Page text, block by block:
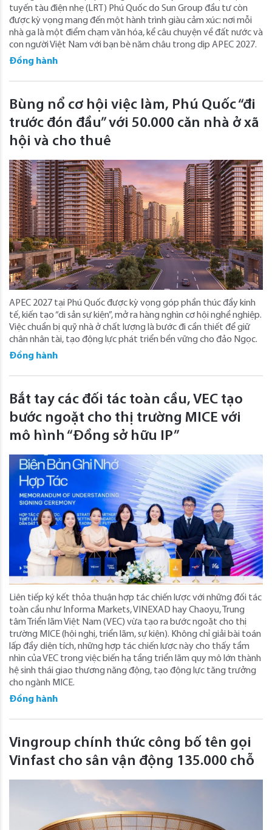
tuyến tàu điện nhẹ (LRT) Phú Quốc do Sun Group đầu tư còn
được kỳ vọng mang đến một hành trình giàu cảm xúc: nơi mỗi
nhà ga là một điểm chạm văn hóa, kể câu chuyện về đất nước và
con người Việt Nam với bạn bè năm châu trong dịp APEC 2027.
Đồng hành
Bùng nổ cơ hội việc làm, Phú Quốc “đi
trước đón đầu” với 50.000 căn nhà ở xã
hội và cho thuê
APEC 2027 tại Phú Quốc được kỳ vọng góp phần thúc đẩy kinh
tế, kiến tạo “di sản sự kiện”, mở ra hàng nghìn cơ hội nghề nghiệp.
Việc chuẩn bị quỹ nhà ở chất lượng là bước đi cần thiết để giữ
chân nhân tài, tạo động lực phát triển bền vững cho đảo Ngọc.
Đồng hành
Bắt tay các đối tác toàn cầu, VEC tạo
bước ngoặt cho thị trường MICE với
mô hình “Đồng sở hữu IP”
Liên tiếp ký kết thỏa thuận hợp tác chiến lược với những đối tác
toàn cầu như Informa Markets, VINEXAD hay Chaoyu, Trung
tâm Triển lãm Việt Nam (VEC) vừa tạo ra bước ngoặt cho thị
trường MICE (hội nghị, triển lãm, sự kiện). Không chỉ giải bài toán
lấp đầy diện tích, những hợp tác chiến lược này cho thấy tầm
nhìn của VEC trong việc biến hạ tầng triển lãm quy mô lớn thành
hệ sinh thái giao thương năng động, tạo động lực tăng trưởng
cho ngành MICE.
Đồng hành
Vingroup chính thức công bố tên gọi
Vinfast cho sân vận động 135.000 chỗ